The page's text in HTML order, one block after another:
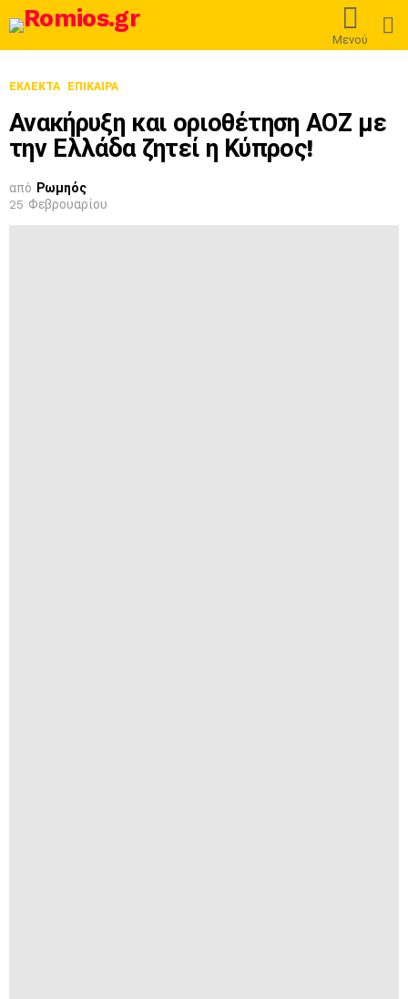
Μενού
ΕΚΛΕΚΤΆ ΕΠΊΚΑΙΡΑ
Ανακήρυξη και οριοθέτηση ΑΟΖ με
την Ελλάδα ζητεί η Κύπρος!
από Ρωμηός
25 Φεβρουαρίου